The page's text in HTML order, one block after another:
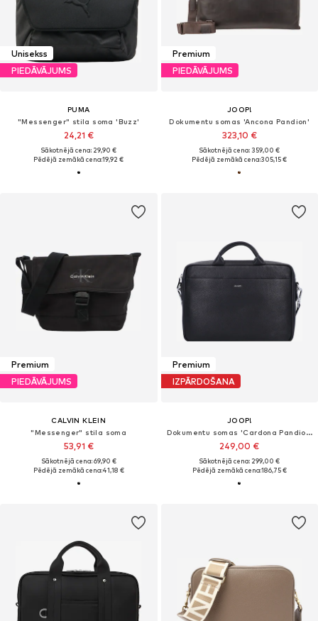
Unisekss
PIEDĀVĀJUMS
PUMA
"Messenger" stila soma 'Buzz'
24,21 €
Sākotnējā cena: 29,90 €
Pēdējā zemākā cena:19,92 €
Premium
PIEDĀVĀJUMS
JOOP!
Dokumentu somas 'Ancona Pandion'
323,10 €
Sākotnējā cena: 359,00 €
Pēdējā zemākā cena:305,15 €
Premium
PIEDĀVĀJUMS
CALVIN KLEIN
"Messenger" stila soma
53,91 €
Sākotnējā cena: 69,90 €
Pēdējā zemākā cena:41,18 €
Premium
IZPĀRDOŠANA
JOOP!
Dokumentu somas 'Cardona Pandion'
249,00 €
Sākotnējā cena: 299,00 €
Pēdējā zemākā cena:186,75 €